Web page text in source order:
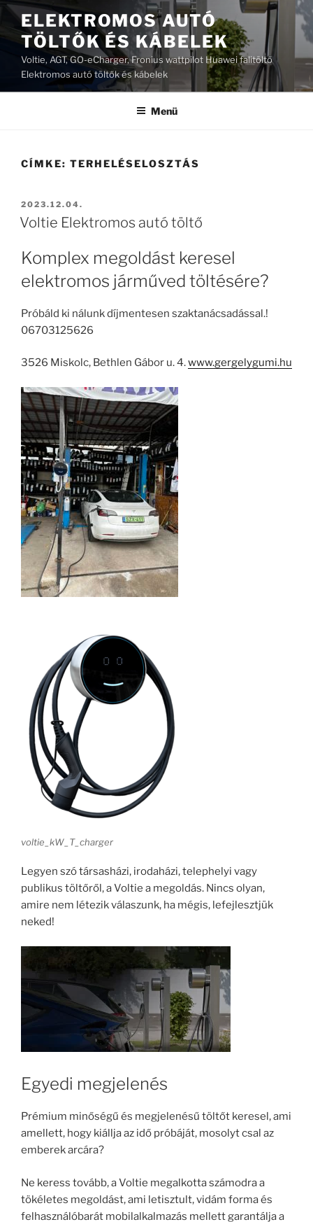
Tartalomhoz
ELEKTROMOS AUTÓ
TÖLTŐK ÉS KÁBELEK
Voltie, AGT, GO-eCharger, Fronius wattpilot Huawei falitöltő
Elektromos autó töltők és kábelek
Menü
CÍMKE: TERHELÉSELOSZTÁS
BEKÜLDVE:
2023.12.04.
Voltie Elektromos autó töltő
Komplex megoldást keresel
elektromos járműved töltésére?
Próbáld ki nálunk díjmentesen szaktanácsadással.!
06703125626
3526 Miskolc, Bethlen Gábor u. 4.www.gergelygumi.hu
voltie_kW_T_charger
Legyen szó társasházi, irodaházi, telephelyi vagy
publikus töltőről, a Voltie a megoldás. Nincs olyan,
amire nem létezik válaszunk, ha mégis, lefejlesztjük
neked!
Egyedi megjelenés
Prémium minőségű és megjelenésű töltőt keresel, ami
amellett, hogy kiállja az idő próbáját, mosolyt csal az
emberek arcára?
Ne keress tovább, a Voltie megalkotta számodra a
tökéletes megoldást, ami letisztult, vidám forma és
felhasználóbarát mobilalkalmazás mellett garantálja a